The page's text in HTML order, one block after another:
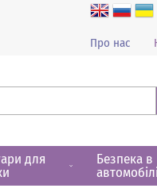
Про нас
для
Безпека в
автомобілі